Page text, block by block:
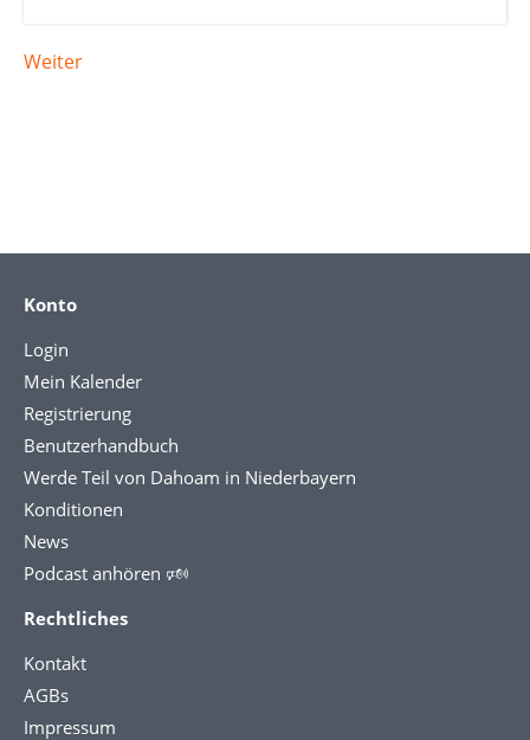
Weiter
Konto
Login
Mein Kalender
Registrierung
Benutzerhandbuch
Werde Teil von Dahoam in Niederbayern
Konditionen
News
Podcast anhören 🕬
Rechtliches
Kontakt
AGBs
Impressum